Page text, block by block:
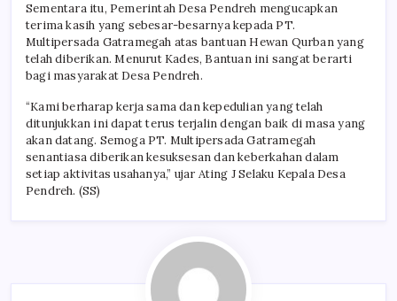
Sementara itu, Pemerintah Desa Pendreh mengucapkan
terima kasih yang sebesar-besarnya kepada PT.
Multipersada Gatramegah atas bantuan Hewan Qurban yang
telah diberikan. Menurut Kades, Bantuan ini sangat berarti
bagi masyarakat Desa Pendreh.
“Kami berharap kerja sama dan kepedulian yang telah
ditunjukkan ini dapat terus terjalin dengan baik di masa yang
akan datang. Semoga PT. Multipersada Gatramegah
senantiasa diberikan kesuksesan dan keberkahan dalam
setiap aktivitas usahanya,” ujar Ating J Selaku Kepala Desa
Pendreh. (SS)